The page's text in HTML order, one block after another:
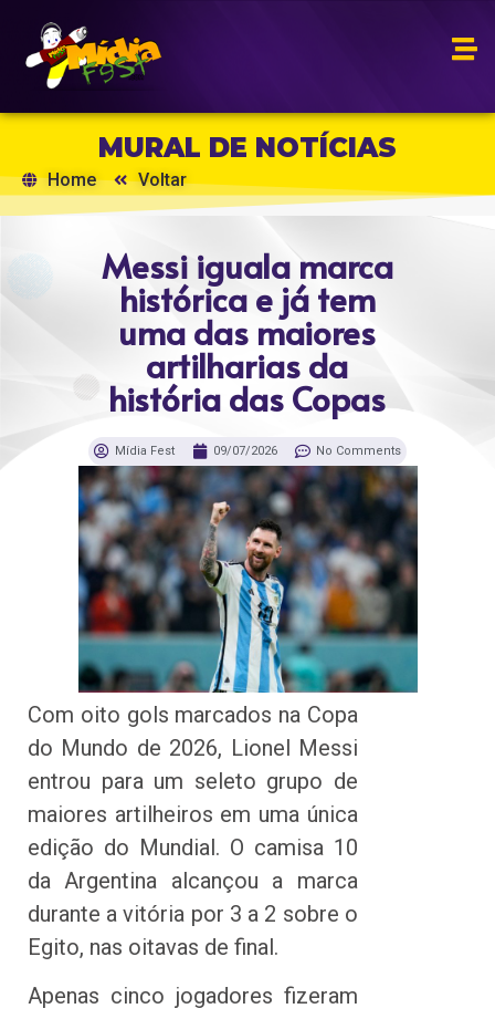
MURAL DE NOTÍCIAS
Home Voltar
Messi iguala marca
histórica e já tem
uma das maiores
artilharias da
história das Copas
Mídia Fest 09/07/2026 No Comments
Com oito gols marcados na Copa
do Mundo de 2026, Lionel Messi
entrou para um seleto grupo de
maiores artilheiros em uma única
edição do Mundial. O camisa 10
da Argentina alcançou a marca
durante a vitória por 3 a 2 sobre o
Egito, nas oitavas de final.
Apenas cinco jogadores fizeram